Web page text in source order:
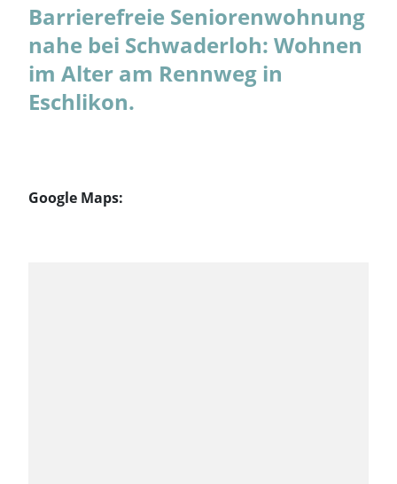
Barrierefreie Seniorenwohnung
nahe bei Schwaderloh: Wohnen
im Alter am Rennweg in
Eschlikon.
Google Maps: